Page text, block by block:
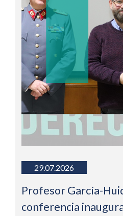
29.07.2026
Profesor García-
conferencia